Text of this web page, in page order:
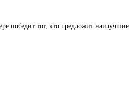
победит тот, кто предложит наилучшие